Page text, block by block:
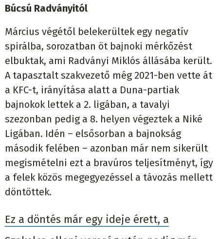
Búcsú Radványitól
Március végétől belekerültek egy negatív
spirálba, sorozatban öt bajnoki mérkőzést
elbuktak, ami Radványi Miklós állásába került.
A tapasztalt szakvezető még 2021-ben vette át
a KFC-t, irányítása alatt a Duna-partiak
bajnokok lettek a 2. ligában, a tavalyi
szezonban pedig a 8. helyen végeztek a Niké
Ligában. Idén – elsősorban a bajnokság
második felében – azonban már nem sikerült
megismételni ezt a bravúros teljesítményt, így
a felek közös megegyezéssel a távozás mellett
döntöttek.
Ez a döntés már egy ideje érett, a